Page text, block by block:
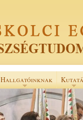
Hallgatóinknak